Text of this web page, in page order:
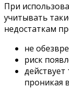
При
учитывать
недостаткам
не
риск
действует
проникая